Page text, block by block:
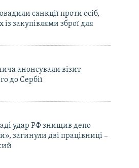
санкції проти осіб,
із закупівлями зброї для
анонсували візит
до Сербії
удар РФ знищив депо
загинули дві працівниці –